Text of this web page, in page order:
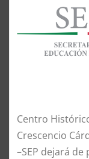
Centro
Crescencio
–SEP dejará